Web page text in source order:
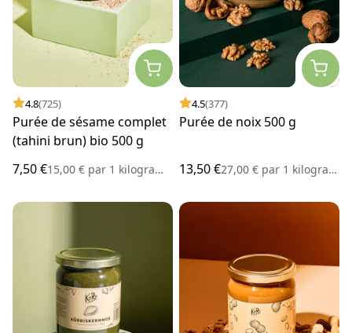
4.8(725)
Purée de sésame complet
(tahini brun) bio 500 g
7,50 €15,00 € par 1 kilogramme
4.5(377)
Purée de noix 500 g
13,50 €27,00 € par 1 kilogramme